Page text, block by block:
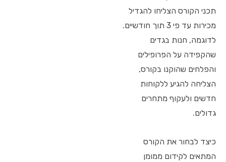
תכני הקורס הצליחו להגדיל
מכירות עד פי 3 תוך חודשיים.
לדוגמה, חנות בגדים
שהקפידה על הפרופילים
והפלחים שהוקנו בקורס,
הצליחה להגיע ללקוחות
חדשים ולעקוף מתחרים
גדולים.
כיצד לבחור את הקורס
המתאים לקידום ממומן